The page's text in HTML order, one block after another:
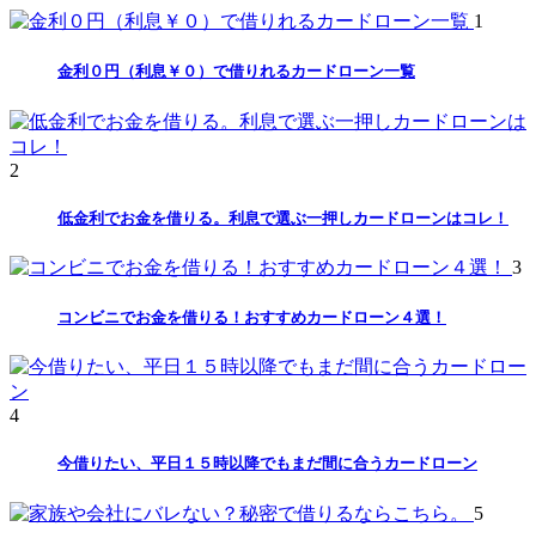
1
金利０円（利息￥０）で借りれるカードローン一覧
2
低金利でお金を借りる。利息で選ぶ一押しカードローンはコレ！
3
コンビニでお金を借りる！おすすめカードローン４選！
4
今借りたい、平日１５時以降でもまだ間に合うカードローン
5